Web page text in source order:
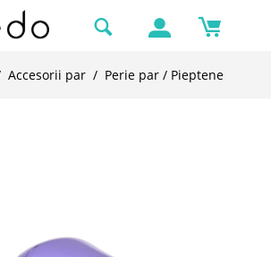
Accesorii par / Perie par / Pieptene